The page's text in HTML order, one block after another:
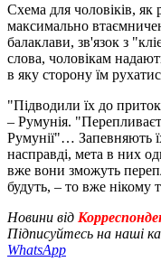
Схема для чоловіків,
максимально
балаклави, зв'язок з
слова, чоловікам
в яку сторону їм
"Підводили їх до
– Румунія.
Румунії"… Запевняють
насправді, мета в них
вже вони зможуть
будуть, – то вже нікому
Новини від
Підписуйтесь на наші
WhatsApp